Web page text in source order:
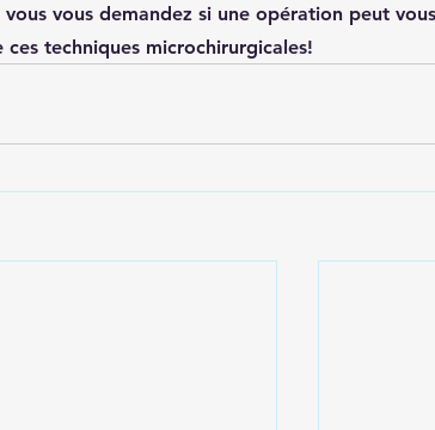
vous demandez si une opération peut
ces techniques microchirurgicales!